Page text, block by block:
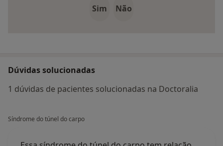
Sim Não
Dúvidas solucionadas
1 dúvidas de pacientes solucionadas na Doctoralia
Síndrome do túnel do carpo